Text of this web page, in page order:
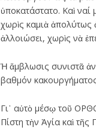
ὑποκατάστατο. Καὶ
χωρὶς καμιὰ ἀπολύτως
ἀλλοιώσει, χωρὶς νὰ
Ἡ ἄμβλωσις συνιστᾶ
βαθμόν
Γι᾽ αὐτὸ μέσῳ τοῦ
Πίστη τὴν Ἁγία καὶ